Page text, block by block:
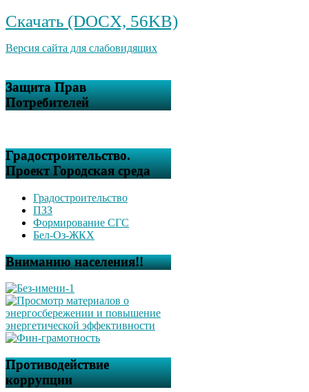
Скачать (DOCX, 56KB)
Версия сайта для слабовидящих
Защита Прав
Потребителей
Градостроительство.
Проект Городская среда
Градостроительство
ПЗЗ
Формирование СГС
Бел-Оз-ЖКХ
Вниманию населения!!
Противодействие
коррупции